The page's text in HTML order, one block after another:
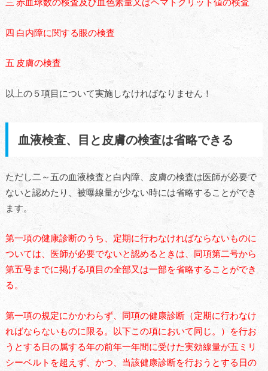
四 白内障に関する眼の検査
五 皮膚の検査
以上の５項目について実施しなければなりません！
血液検査、目と皮膚の検査は省略できる
ただし二～五の血液検査と白内障、皮膚の検査は医師が必要で
ないと認めたり、被曝線量が少ない時には省略することができ
ます。
第一項の健康診断のうち、定期に行わなければならないものに
ついては、医師が必要でないと認めるときは、同項第二号から
第五号までに掲げる項目の全部又は一部を省略することができ
る。
第一項の規定にかかわらず、同項の健康診断（定期に行わなけ
ればならないものに限る。以下この項において同じ。）を行お
うとする日の属する年の前年一年間に受けた実効線量が五ミリ
シーベルトを超 えず、かつ、当該健康診断を行おうとする日の